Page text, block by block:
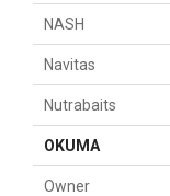
NASH
Navitas
Nutrabaits
OKUMA
Owner